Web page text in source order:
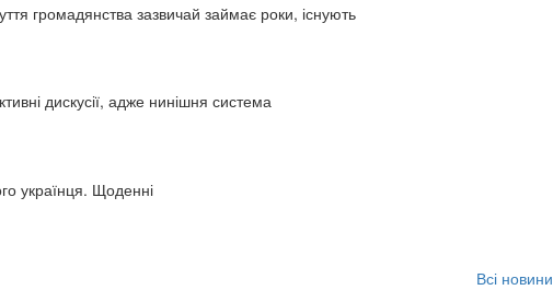
громадянства зазвичай займає роки, існують
дискусії, адже нинішня система
українця. Щоденні
Всі новини